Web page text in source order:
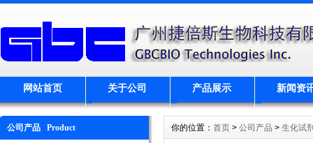
网站首页 关于公司 产品展示 新闻资
公司产品 Product 你的位置： 首页 > 公司产品 > 生化试